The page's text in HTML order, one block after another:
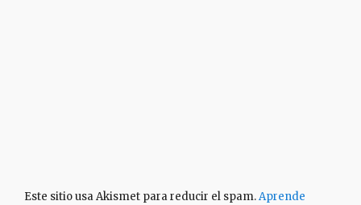
Este sitio usa Akismet para reducir el spam.Aprende